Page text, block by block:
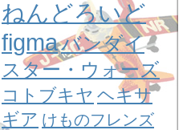
ねんどろいど
figmaバンダイ
スター・ウォーズ
コトブキヤ ヘキサ
ギア けものフレンズ